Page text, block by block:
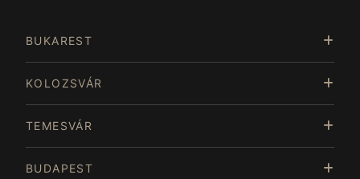
BUKAREST
KOLOZSVÁR
TEMESVÁR
BUDAPEST